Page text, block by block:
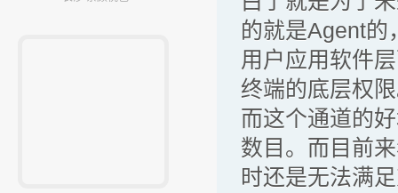
的就是Agent的
用户应用软件
终端的底层权
而这个通道的
数目。而目前
时还是无法满